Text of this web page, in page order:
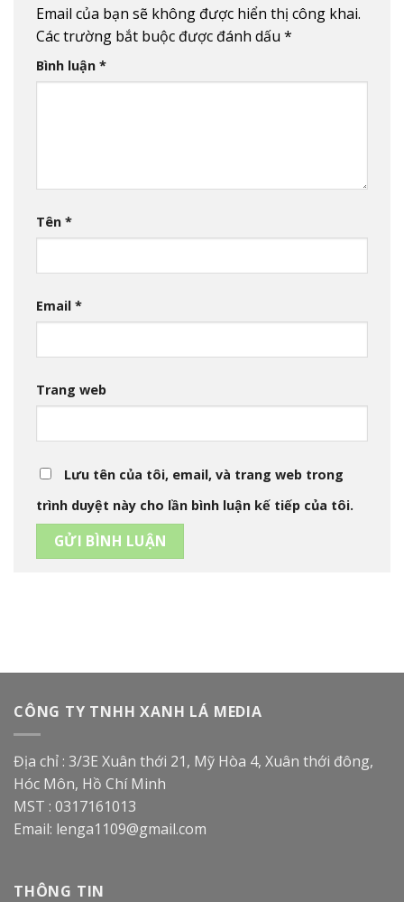
Email của bạn sẽ không được hiển thị công khai.
Các trường bắt buộc được đánh dấu *
Bình luận *
Tên *
Email *
Trang web
Lưu tên của tôi, email, và trang web trong
trình duyệt này cho lần bình luận kế tiếp của tôi.
CÔNG TY TNHH XANH LÁ MEDIA
Địa chỉ : 3/3E Xuân thới 21, Mỹ Hòa 4, Xuân thới đông,
Hóc Môn, Hồ Chí Minh
MST : 0317161013
Email: lenga1109@gmail.com
THÔNG TIN